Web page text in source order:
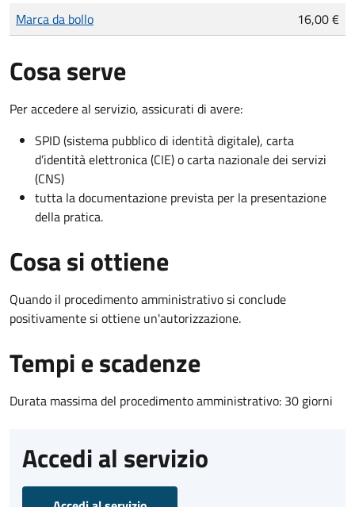
Tipo di pagamento
Importo
Marca da bollo 16,00 €
Cosa serve
Per accedere al servizio, assicurati di avere:
SPID (sistema pubblico di identità digitale), carta
d’identità elettronica (CIE) o carta nazionale dei servizi
(CNS)
tutta la documentazione prevista per la presentazione
della pratica.
Cosa si ottiene
Quando il procedimento amministrativo si conclude
positivamente si ottiene un'autorizzazione.
Tempi e scadenze
Durata massima del procedimento amministrativo: 30 giorni
Accedi al servizio